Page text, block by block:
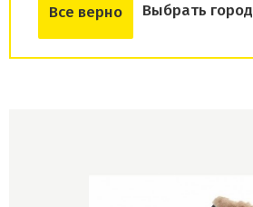
Все верно Выбрать город
О товаре Доставка и оплата